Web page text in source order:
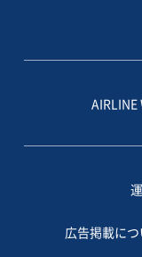
AIRLINE
広告掲載に